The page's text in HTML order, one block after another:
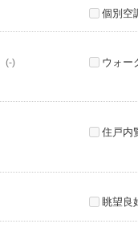
個別空
(-) ウォー
住戸内
眺望良